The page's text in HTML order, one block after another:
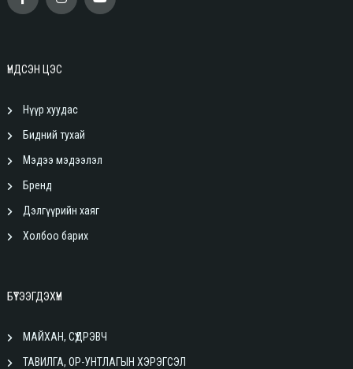
ҮНДСЭН ЦЭС
Нүүр хуудас
Бидний тухай
Мэдээ мэдээлэл
Бренд
Дэлгүүрийн хаяг
Холбоо барих
БҮТЭЭГДЭХҮҮН
МАЙХАН, СҮҮДРЭВЧ
ТАВИЛГА, ОР-УНТЛАГЫН ХЭРЭГСЭЛ